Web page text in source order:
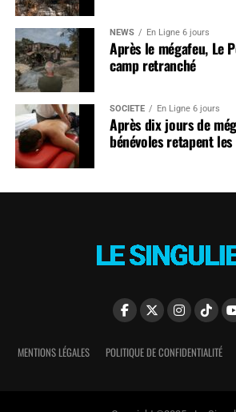
NEWS En Ligne 6 jours
Après le mégafeu, Le
camp retranché
SOCIÉTÉ En Ligne 6 jours
Après dix jours de
bénévoles retapent
MENTIONS LÉGALES POLITIQUE DE CONFIDENTIALITÉ